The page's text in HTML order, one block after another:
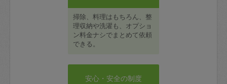
掃除、料理はもちろん、整
理収納や洗濯も、オプショ
ン料金ナシでまとめて依頼
できる。
安心・安全の制度